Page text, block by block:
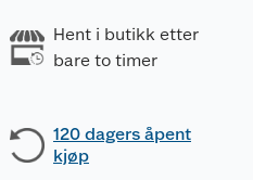
Hent i butikk etter
bare to timer
120 dagers åpent
kjøp